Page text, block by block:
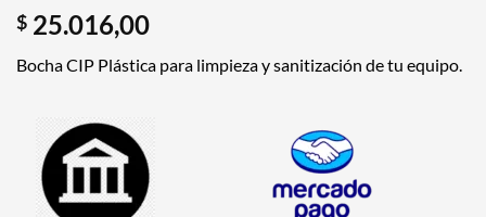
$ 25.016,00
Bocha CIP Plástica para limpieza y sanitización de tu equipo.